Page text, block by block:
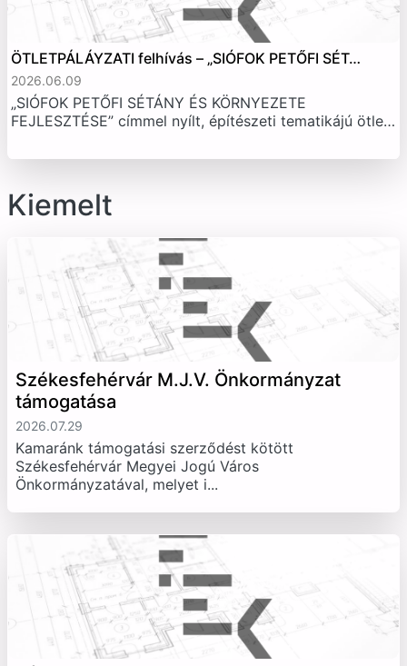
ÖTLETPÁLÁYZATI felhívás – „SIÓFOK PETŐFI SÉT…
2026.06.09
„SIÓFOK PETŐFI SÉTÁNY ÉS KÖRNYEZETE
FEJLESZTÉSE” címmel nyílt, építészeti tematikájú ötle…
Kiemelt
Székesfehérvár M.J.V. Önkormányzat
támogatása
2026.07.29
Kamaránk támogatási szerződést kötött
Székesfehérvár Megyei Jogú Város
Önkormányzatával, melyet i...